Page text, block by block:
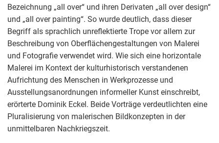
Bezeichnung „all over“ und ihren Derivaten „all over design“
und „all over painting“. So wurde deutlich, dass dieser
Begriff als sprachlich unreflektierte Trope vor allem zur
Beschreibung von Oberflächengestaltungen von Malerei
und Fotografie verwendet wird. Wie sich eine horizontale
Malerei im Kontext der kulturhistorisch verstandenen
Aufrichtung des Menschen in Werkprozesse und
Ausstellungsanordnungen informeller Kunst einschreibt,
erörterte Dominik Eckel. Beide Vorträge verdeutlichten eine
Pluralisierung von malerischen Bildkonzepten in der
unmittelbaren Nachkriegszeit.